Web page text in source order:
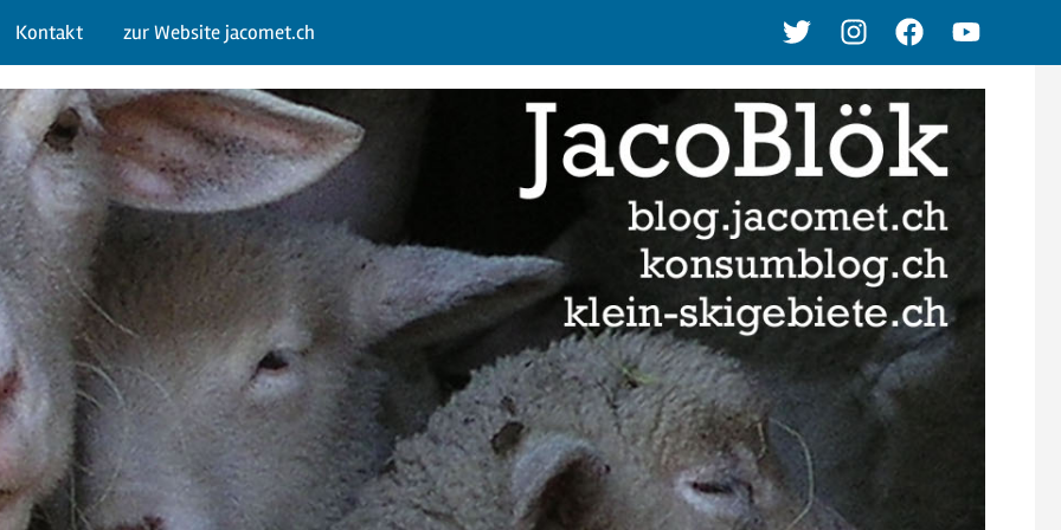
TwitterInstagramFacebookYoutube
Kontakt zur Website jacomet.ch